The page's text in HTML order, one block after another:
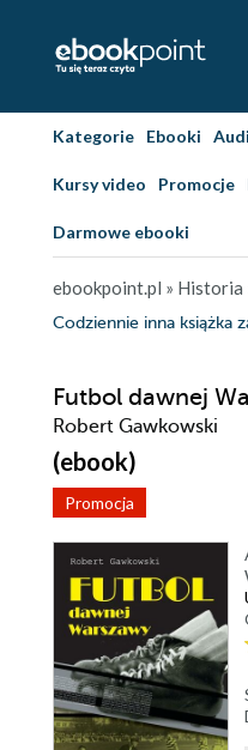
Kategorie Ebooki
Kursy video Promocje
Darmowe ebooki
ebookpoint.pl » Historia
Codziennie inna książka
Futbol dawnej
Robert Gawkowski
(ebook)
Promocja